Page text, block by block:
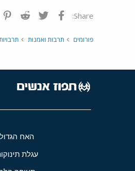
Share: פייסבוק Twitter
Reddit
פורומים תרבות ואמנות
האח הגדול
עגלת